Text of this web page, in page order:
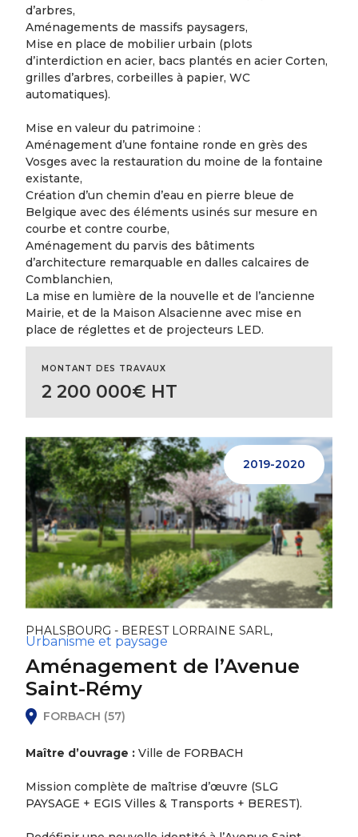
d’arbres,
Aménagements de massifs paysagers,
Mise en place de mobilier urbain (plots
d’interdiction en acier, bacs plantés en acier Corten,
grilles d’arbres, corbeilles à papier, WC
automatiques).
Mise en valeur du patrimoine :
Aménagement d’une fontaine ronde en grès des
Vosges avec la restauration du moine de la fontaine
existante,
Création d’un chemin d’eau en pierre bleue de
Belgique avec des éléments usinés sur mesure en
courbe et contre courbe,
Aménagement du parvis des bâtiments
d’architecture remarquable en dalles calcaires de
Comblanchien,
La mise en lumière de la nouvelle et de l’ancienne
Mairie, et de la Maison Alsacienne avec mise en
place de réglettes et de projecteurs LED.
MONTANT DES TRAVAUX
2 200 000€ HT
2019-2020
PHALSBOURG - BEREST LORRAINE SARL,
Urbanisme et paysage
Aménagement de l’Avenue
Saint-Rémy
FORBACH (57)
Maître d’ouvrage : Ville de FORBACH
Mission complète de maîtrise d’œuvre (SLG
PAYSAGE + EGIS Villes & Transports + BEREST).